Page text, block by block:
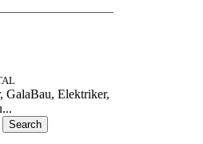
GalaBau, Elektriker,
Search